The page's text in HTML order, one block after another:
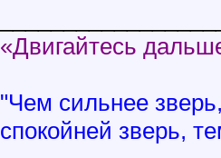
«Двигайтесь
"Чем сильнее
спокойней зверь,